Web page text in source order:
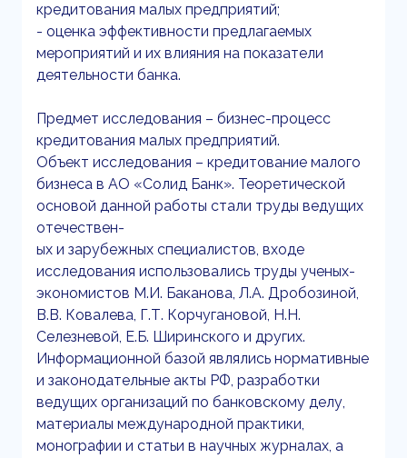
кредитования малых предприятий;
- оценка эффективности предлагаемых
мероприятий и их влияния на показатели
деятельности банка.
Предмет исследования – бизнес-процесс
кредитования малых предприятий.
Объект исследования – кредитование малого
бизнеса в АО «Солид Банк». Теоретической
основой данной работы стали труды ведущих
отечествен-
ых и зарубежных специалистов, входе
исследования использовались труды ученых-
экономистов М.И. Баканова, Л.А. Дробозиной,
В.В. Ковалева, Г.Т. Корчугановой, Н.Н.
Селезневой, Е.Б. Ширинского и других.
Информационной базой являлись нормативные
и законодательные акты РФ, разработки
ведущих организаций по банковскому делу,
материалы международной практики,
монографии и статьи в научных журналах, а